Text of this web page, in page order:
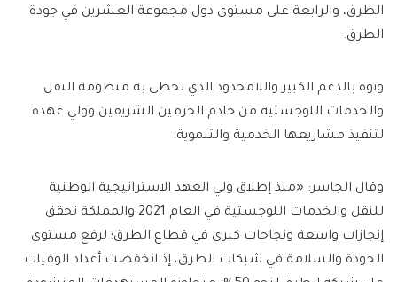
الطرق، والرابعة على مستوى دول مجموعة العشرين في جودة
الطرق.
ونوه بالدعم الكبير واللامحدود الذي تحظى به منظومة النقل
والخدمات اللوجستية من خادم الحرمين الشريفين وولي عهده
لتنفيذ مشاريعها الخدمية والتنموية.
وقال الجاسر: «منذ إطلاق ولي العهد الاستراتيجية الوطنية
للنقل والخدمات اللوجستية في العام 2021 والمملكة تحقق
إنجازات واسعة ونجاحات كبرى في قطاع الطرق؛ لرفع مستوى
الجودة والسلامة في شبكات الطرق، إذ انخفضت أعداد الوفيات